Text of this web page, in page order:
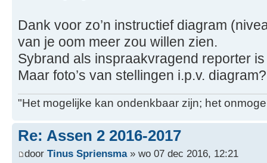
Dank voor zo’n instructief diagram
van je oom meer zou willen zien.
Sybrand als inspraakvragend reporter
Maar foto’s van stellingen i.p.v. diagram?
"Het mogelijke kan ondenkbaar zijn; het
Re: Assen 2 2016-2017
door Tinus Spriensma» wo 07 dec 2016, 12:21